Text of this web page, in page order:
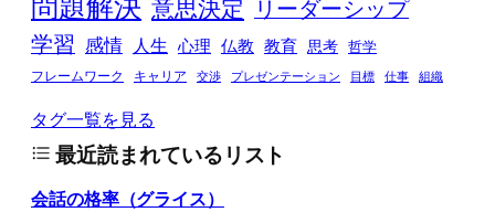
意思決定
リーダーシップ
学習
感情 人生 心理 仏教 教育 思考
哲学
フレームワーク
キャリア 交渉 プレゼンテーション 目標 仕事 組織
タグ一覧を見る
最近読まれているリスト
会話の格率（グライス）